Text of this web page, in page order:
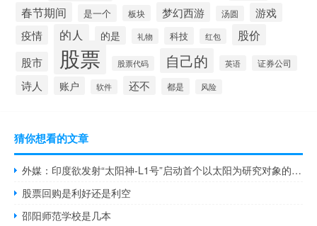
春节期间 是一个 板块 梦幻西游 汤圆
游戏
疫情
的人 的是 礼物 科技 红包 股价
股市 股票 股票代码 自己的 英语 证券公司
诗人 账户 软件 还不 都是 风险
猜你想看的文章
外媒：印度欲发射“太阳神-L1号”启动首个以太阳为研究对象的太空任务
股票回购是利好还是利空
邵阳师范学校是几本